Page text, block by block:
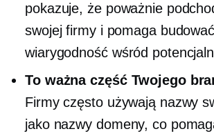
pokazuje, że poważnie
swojej firmy i pomaga budować
wiarygodność wśród
To ważna część Twojego
Firmy często używają nazwy
jako nazwy domeny, co